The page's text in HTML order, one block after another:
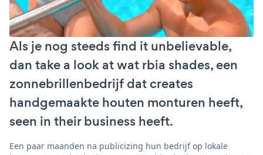
Als je nog steeds find it unbelievable,
dan take a look at wat rbia shades, een
zonnebrillenbedrijf dat creates
handgemaakte houten monturen heeft,
seen in their business heeft.
Een paar maanden na publicizing hun bedrijf op lokale